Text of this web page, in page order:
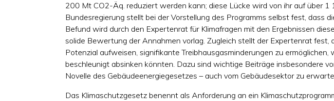
200 Mt CO2-Äq. reduziert werden kann; diese Lücke wird von ihr auf über
Bundesregierung stellt bei der Vorstellung des Programms selbst fest, dass
Befund wird durch den Expertenrat für Klimafragen mit den Ergebnissen
solide Bewertung der Annahmen vorlag. Zugleich stellt der Expertenrat
Potenzial aufweisen, signifikante Treibhausgasminderungen zu
beschleunigt absinken könnten. Dazu sind wichtige Beiträge insbesondere
Novelle des Gebäudeenergiegesetzes – auch vom Gebäudesektor zu
Das Klimaschutzgesetz benennt als Anforderung an ein